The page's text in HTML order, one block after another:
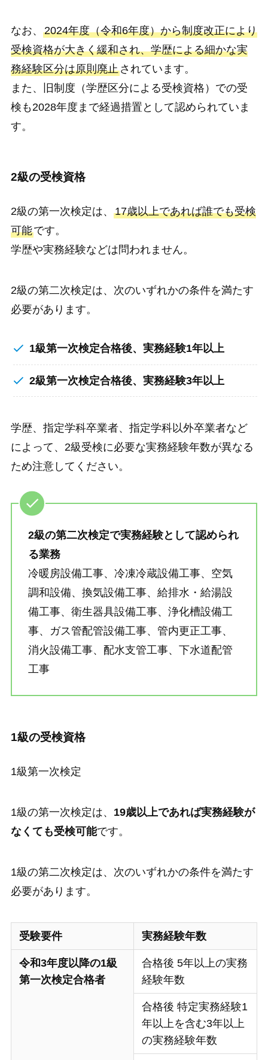
なお、 2024年度（令和6年度）から制度改正により
受検資格が大きく緩和され、学歴による細かな実
務経験区分は原則廃止されています。
また、旧制度（学歴区分による受検資格）での受
検も2028年度まで経過措置として認められていま
す。
2級の受検資格
2級の第一次検定は、 17歳以上であれば誰でも受検
可能です。
学歴や実務経験などは問われません。
2級の第二次検定は、次のいずれかの条件を満たす
必要があります。
1級第一次検定合格後、実務経験1年以上
2級第一次検定合格後、実務経験3年以上
学歴、指定学科卒業者、指定学科以外卒業者など
によって、2級受検に必要な実務経験年数が異なる
ため注意してください。
2級の第二次検定で実務経験として認められ
る業務
冷暖房設備工事、冷凍冷蔵設備工事、空気
調和設備、換気設備工事、給排水・給湯設
備工事、衛生器具設備工事、浄化槽設備工
事、ガス管配管設備工事、管内更正工事、
消火設備工事、配水支管工事、下水道配管
工事
1級の受検資格
1級第一次検定
1級の第一次検定は、 19歳以上であれば実務経験が
なくても受検可能です。
1級の第二次検定は、次のいずれかの条件を満たす
必要があります。
受験要件 実務経験年数
令和3年度以降の1級
第一次検定合格者
合格後 5年以上の実務
経験年数
合格後 特定実務経験1
年以上を含む3年以上
の実務経験年数